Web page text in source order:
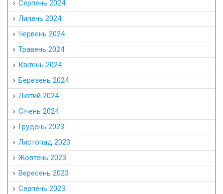
Серпень 2024
Липень 2024
Червень 2024
Травень 2024
Квітень 2024
Березень 2024
Лютий 2024
Січень 2024
Грудень 2023
Листопад 2023
Жовтень 2023
Вересень 2023
Серпень 2023